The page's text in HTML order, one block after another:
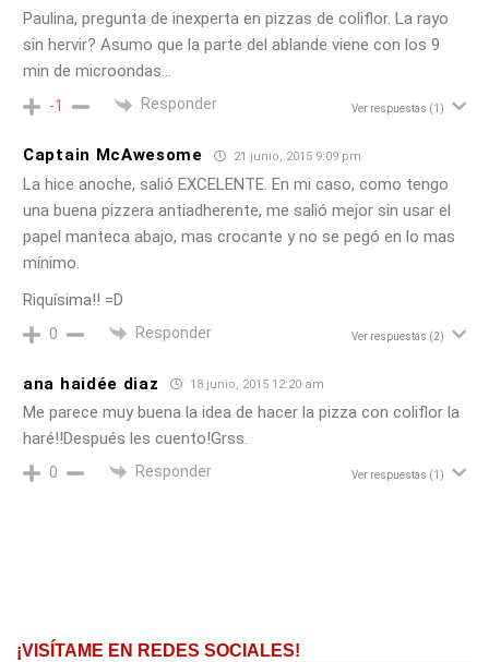
Paulina, pregunta de inexperta en pizzas de coliflor. La rayo
sin hervir? Asumo que la parte del ablande viene con los 9
min de microondas…
-1 Responder Ver respuestas (1)
Captain McAwesome 21 junio, 2015 9:09 pm
La hice anoche, salió EXCELENTE. En mi caso, como tengo
una buena pizzera antiadherente, me salió mejor sin usar el
papel manteca abajo, mas crocante y no se pegó en lo mas
mínimo.
Riquísima!! =D
0 Responder Ver respuestas (2)
ana haidée diaz 18 junio, 2015 12:20 am
Me parece muy buena la idea de hacer la pizza con coliflor la
haré!!Después les cuento!Grss.
0 Responder Ver respuestas (1)
¡VISÍTAME EN REDES SOCIALES!